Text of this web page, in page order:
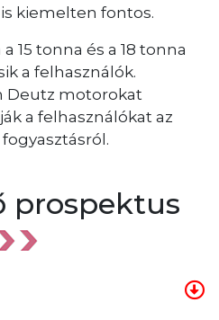
kiemelten fontos.
15 tonna és a 18 tonna
a felhasználók.
Deutz motorokat
a felhasználókat az
prospektus